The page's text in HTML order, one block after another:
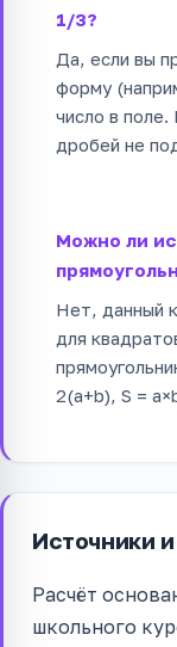
1/3?
Да, если вы
форму
число в
дробей не
Можно ли
Нет, данный
для
2(a+b), S =
Источники
Расчёт
школьного